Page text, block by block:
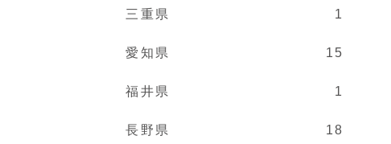
三重県 1
愛知県 15
福井県 1
長野県 18